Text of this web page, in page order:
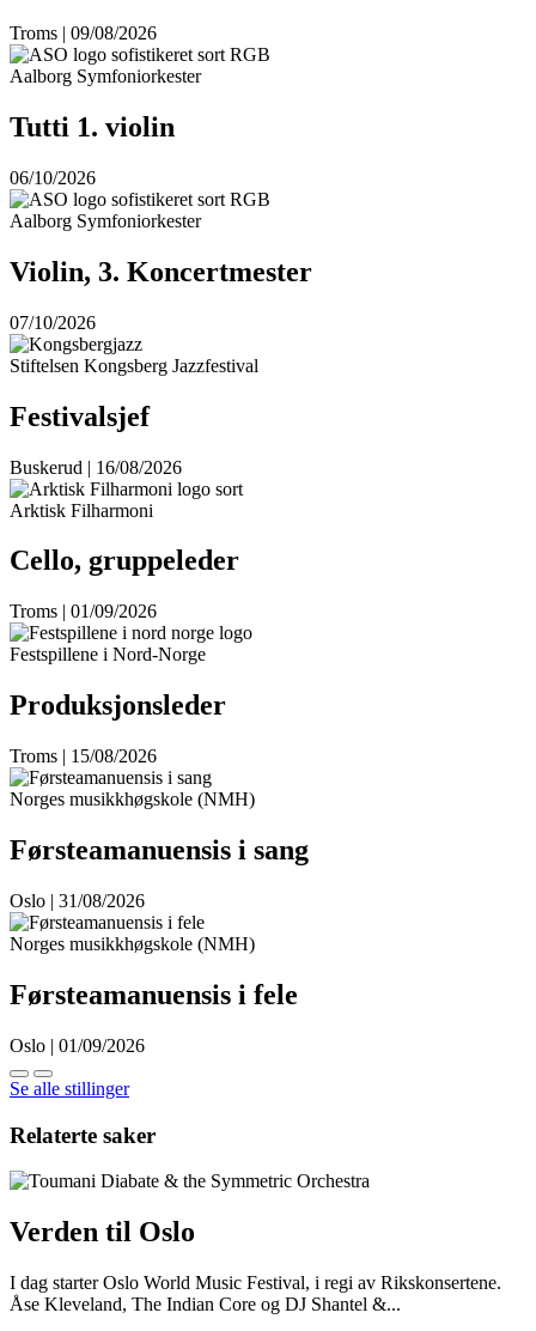
Troms | 09/08/2026
Aalborg Symfoniorkester
Tutti 1. violin
06/10/2026
Aalborg Symfoniorkester
Violin, 3. Koncertmester
07/10/2026
Stiftelsen Kongsberg Jazzfestival
Festivalsjef
Buskerud | 16/08/2026
Arktisk Filharmoni
Cello, gruppeleder
Troms | 01/09/2026
Festspillene i Nord-Norge
Produksjonsleder
Troms | 15/08/2026
Norges musikkhøgskole (NMH)
Førsteamanuensis i sang
Oslo | 31/08/2026
Norges musikkhøgskole (NMH)
Førsteamanuensis i fele
Oslo | 01/09/2026
Se alle stillinger
Relaterte saker
Verden til Oslo
I dag starter Oslo World Music Festival, i regi av Rikskonsertene.
Åse Kleveland, The Indian Core og DJ Shantel &...